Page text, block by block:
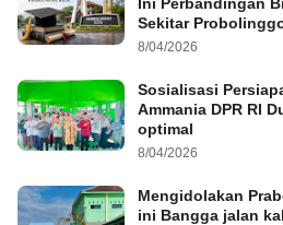
Sekitar
8/04/2026
Sosialisasi
Ammania DPR RI
optimal
8/04/2026
Mengidolakan
ini Bangga jalan